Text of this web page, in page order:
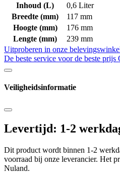
Inhoud (L)
0,6 Liter
Breedte (mm)
117 mm
Hoogte (mm)
176 mm
Lengte (mm)
239 mm
Uitproberen in onze
De beste service voor de beste prijs
Veiligheidsinformatie
Levertijd: 1-2
Dit product wordt binnen 1-2
voorraad bij onze leverancier. Het
Nuland.